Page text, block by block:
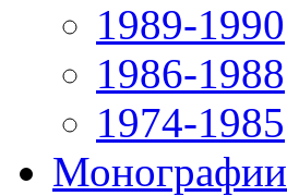
1989-1990
1986-1988
1974-1985
Монографии